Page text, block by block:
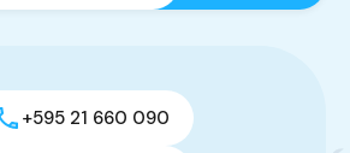
+595 21 660 090